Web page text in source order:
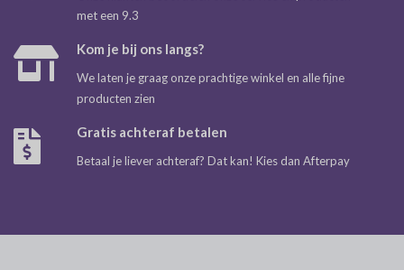
met een 9.3
Kom je bij ons langs?
We laten je graag onze prachtige winkel en alle fijne
producten zien
Gratis achteraf betalen
Betaal je liever achteraf? Dat kan! Kies dan Afterpay